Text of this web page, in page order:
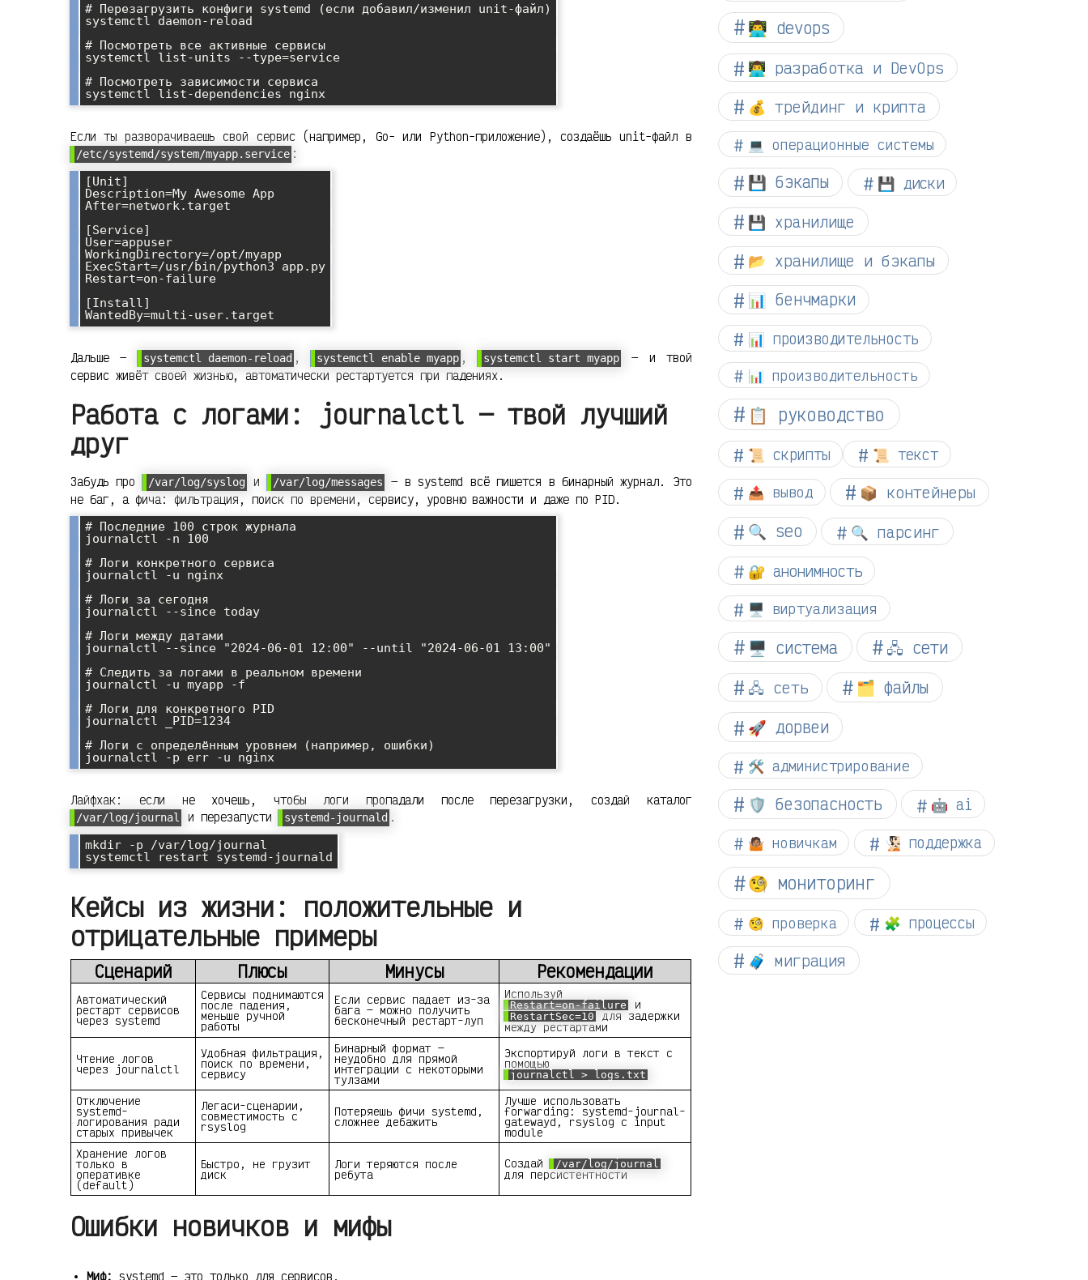
# Перезагрузить конфиги systemd (если добавил/изменил unit-файл)
systemctl daemon-reload
# Посмотреть все активные сервисы
systemctl list-units --type=service
# Посмотреть зависимости сервиса
Если ты разворачиваешь свой сервис (например, Go- или Python-приложение), создаёшь unit-файл в
/etc/systemd/system/myapp.service :
[Unit]
Description=My Awesome App
After=network.target
[Service]
User=appuser
WorkingDirectory=/opt/myapp
ExecStart=/usr/bin/python3 app.py
Restart=on-failure
[Install]
Дальше — systemctl daemon-reload , systemctl enable myapp , systemctl start myapp
— и твой
сервис живёт своей жизнью, автоматически рестартуется при падениях.
Работа с логами: journalctl — твой лучший
друг
Забудь про /var/log/syslog и /var/log/messages
— в systemd всё пишется в бинарный журнал. Это
не баг, а фича: фильтрация, поиск по времени, сервису, уровню важности и даже по PID.
# Последние 100 строк журнала
journalctl -n 100
# Логи конкретного сервиса
journalctl -u nginx
# Логи за сегодня
journalctl --since today
# Логи между датами
journalctl --since "2024-06-01 12:00" --until "2024-06-01 13:00"
# Следить за логами в реальном времени
journalctl -u myapp -f
# Логи для конкретного PID
journalctl _PID=1234
# Логи с определённым уровнем (например, ошибки)
Лайфхак: если не хочешь, чтобы логи пропадали после перезагрузки, создай каталог
/var/log/journal и перезапусти systemd-journald .
mkdir -p /var/log/journal
Кейсы из жизни: положительные и
отрицательные примеры
Сценарий Плюсы Минусы Рекомендации
Автоматический
рестарт сервисов
через systemd
Сервисы поднимаются
после падения,
меньше ручной
работы
Если сервис падает из-за
бага — можно получить
бесконечный рестарт-луп
Используй
Restart=on-failure и
RestartSec=10
для задержки
между рестартами
Чтение логов
через journalctl
Удобная фильтрация,
поиск по времени,
сервису
Бинарный формат —
неудобно для прямой
интеграции с некоторыми
тулзами
Экспортируй логи в текст с
помощью
journalctl > logs.txt
Отключение
systemd-
логирования ради
старых привычек
Легаси-сценарии,
совместимость с
rsyslog
Потеряешь фичи systemd,
сложнее дебажить
Лучше использовать
forwarding: systemd-journal-
gatewayd, rsyslog с input
module
Хранение логов
только в
оперативке
(default)
Быстро, не грузит
диск
Логи теряются после
ребута
Создай /var/log/journal
для персистентности
Ошибки новичков и мифы
Миф: systemd — это только для сервисов.
👨‍💻 devops
👨‍💻 разработка и DevOps
💰 трейдинг и крипта
💻 операционные системы
💾 бэкапы 💾 диски
💾 хранилище
📂 хранилище и бэкапы
📊 бенчмарки
📊 производительность
📊 производительность
📋 руководство
📜 скрипты 📜 текст
📤 вывод 📦 контейнеры
🔍 seo 🔍 парсинг
🔐 анонимность
🖥️ виртуализация
🖥️ система 🖧 сети
🖧 сеть 🗂️ файлы
🚀 дорвеи
🛠️ администрирование
🛡️ безопасность 🤖 ai
🤷🏽 новичкам 🧏🏻 поддержка
🧐 мониторинг
🧐 проверка 🧩 процессы
🧳 миграция